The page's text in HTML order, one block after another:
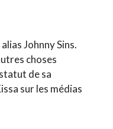
Johnny Sins.
choses
de sa
sur les médias